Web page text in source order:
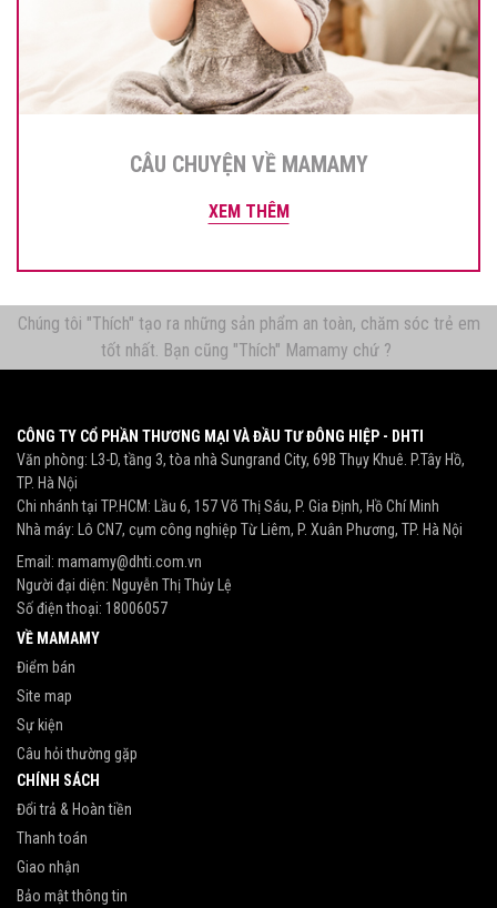
CÂU CHUYỆN VỀ MAMAMY
XEM THÊM
Chúng tôi "Thích" tạo ra những sản phẩm an toàn, chăm sóc trẻ em
tốt nhất. Bạn cũng "Thích" Mamamy chứ ?
CÔNG TY CỔ PHẦN THƯƠNG MẠI VÀ ĐẦU TƯ ĐÔNG HIỆP - DHTI
Văn phòng: L3-D, tầng 3, tòa nhà Sungrand City, 69B Thụy Khuê. P.Tây Hồ,
TP. Hà Nội
Chi nhánh tại TP.HCM: Lầu 6, 157 Võ Thị Sáu, P. Gia Định, Hồ Chí Minh
Nhà máy: Lô CN7, cụm công nghiệp Từ Liêm, P. Xuân Phương, TP. Hà Nội
Email: mamamy@dhti.com.vn
Người đại diện: Nguyễn Thị Thủy Lệ
Số điện thoại: 18006057
VỀ MAMAMY
Điểm bán
Site map
Sự kiện
Câu hỏi thường gặp
CHÍNH SÁCH
Đổi trả & Hoàn tiền
Thanh toán
Giao nhận
Bảo mật thông tin